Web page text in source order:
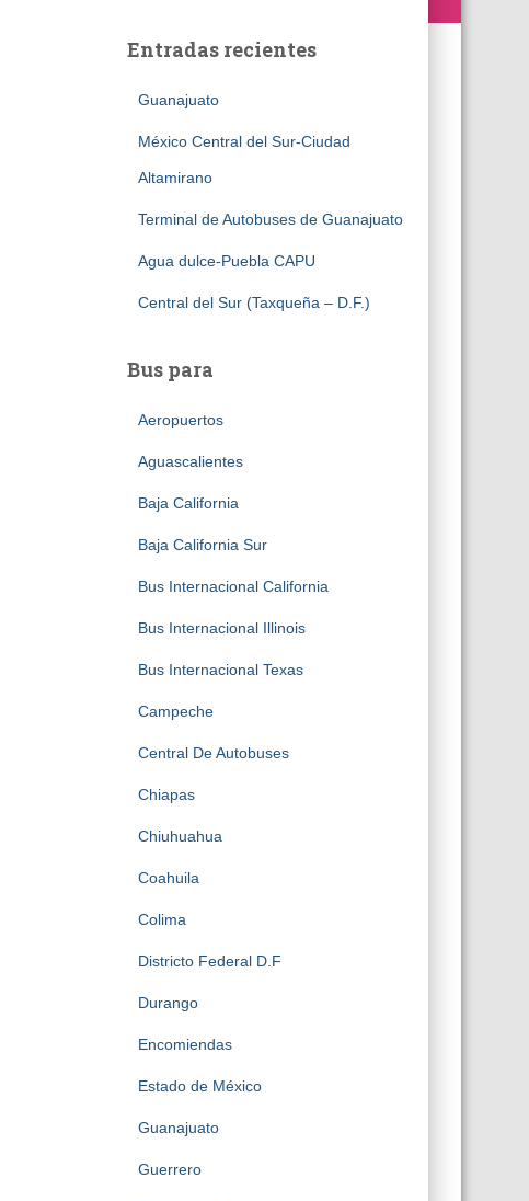
Entradas recientes
Guanajuato
México Central del Sur-Ciudad
Altamirano
Terminal de Autobuses de Guanajuato
Agua dulce-Puebla CAPU
Central del Sur (Taxqueña – D.F.)
Bus para
Aeropuertos
Aguascalientes
Baja California
Baja California Sur
Bus Internacional California
Bus Internacional Illinois
Bus Internacional Texas
Campeche
Central De Autobuses
Chiapas
Chiuhuahua
Coahuila
Colima
Districto Federal D.F
Durango
Encomiendas
Estado de México
Guanajuato
Guerrero